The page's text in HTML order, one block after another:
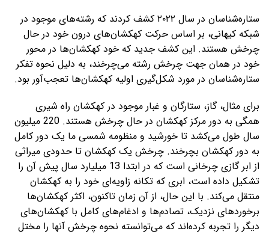
ستاره‌شناسان در سال ۲۰۲۲ کشف کردند که رشته‌های موجود در
شبکه کیهانی، بر اساس حرکت کهکشان‌های درون خود در حال
چرخش هستند. این کشف جدید که خود کهکشان‌ها در محور
خود در همان جهت چرخش رشته می‌چرخند، به دلیل نحوه تفکر
ستاره‌شناسان در مورد شکل‌گیری اولیه کهکشان‌ها تعجب‌آور بود.
برای مثال، گاز، ستارگان و غبار موجود در کهکشان راه شیری
همگی به دور مرکز کهکشان در حال چرخش هستند. 220 میلیون
سال طول می‌کشد تا خورشید و منظومه شمسی ما یک دور کامل
به دور کهکشان بچرخند. چرخش یک کهکشان تا حدودی میراثی
از ابر گازی چرخانی است که در ابتدا 13 میلیارد سال پیش آن را
تشکیل داده است، ابری که تکانه زاویه‌ای خود را به کهکشان
منتقل می‌کند. با این حال، از آن زمان تاکنون، اکثر کهکشان‌ها
برخوردهای نزدیک، تصادم‌ها و ادغام‌های کامل با کهکشان‌های
دیگر را تجربه کرده‌اند که می‌توانسته نحوه چرخش آنها را مختل